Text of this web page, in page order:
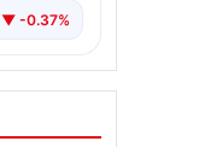
▼ -0.37%